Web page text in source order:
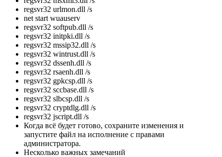
regsvr32 urlmon.dll /s
net start wuauserv
regsvr32 softpub.dll /s
regsvr32 initpki.dll /s
regsvr32 mssip32.dll /s
regsvr32 wintrust.dll /s
regsvr32 dssenh.dll /s
regsvr32 rsaenh.dll /s
regsvr32 gpkcsp.dll /s
regsvr32 sccbase.dll /s
regsvr32 slbcsp.dll /s
regsvr32 cryptdlg.dll /s
regsvr32 jscript.dll /s
Когда всё будет готово, сохраните изменения и
запустите файл на исполнение с правами
администратора.
Несколько важных замечаний